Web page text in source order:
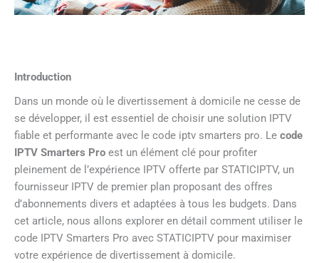
Introduction
Dans un monde où le divertissement à domicile ne cesse de
se développer, il est essentiel de choisir une solution IPTV
fiable et performante avec le code iptv smarters pro. Le code
IPTV Smarters Pro est un élément clé pour profiter
pleinement de l’expérience IPTV offerte par STATICIPTV, un
fournisseur IPTV de premier plan proposant des offres
d’abonnements divers et adaptées à tous les budgets. Dans
cet article, nous allons explorer en détail comment utiliser le
code IPTV Smarters Pro avec STATICIPTV pour maximiser
votre expérience de divertissement à domicile.